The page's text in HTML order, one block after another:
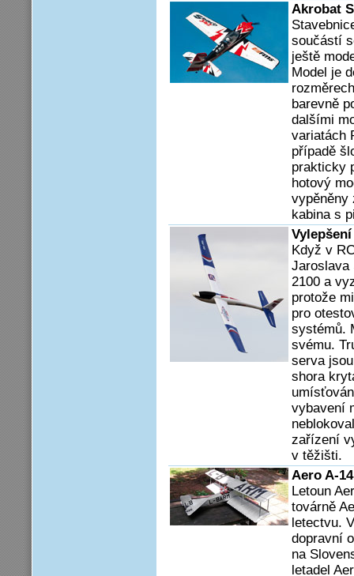
Akrobat
součástí
ještě
Model je
barevně
dalšími
variatách
případě
prakticky
hotový
vypěněny
kabina s
Když v
Jaroslava
2100 a
protože
pro
systémů.
svému.
serva
shora
vybavení
zařízení
v těžišti.
Aero A-
Letoun
továrně
letectvu.
dopravní
na
letadel